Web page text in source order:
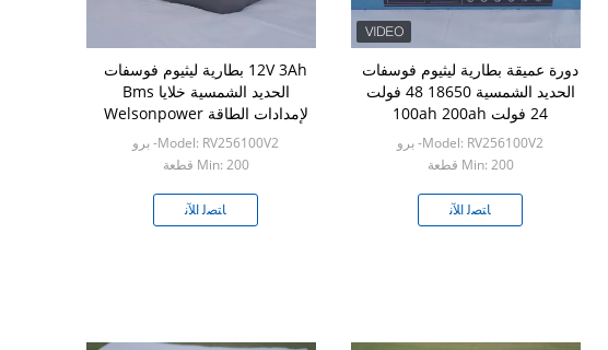
12V 3Ah بطارية ليثيوم فوسفات
الحديد الشمسية خلايا Bms
لإمدادات الطاقة Welsonpower
Model: RV256100V2- برو
Min: 200 قطعة
ﺎﺘﺼﻟ ﺍﻶﻧ
دورة عميقة بطارية ليثيوم فوسفات
الحديد الشمسية 18650 48 فولت
24 فولت 100ah 200ah
Model: RV256100V2- برو
Min: 200 قطعة
ﺎﺘﺼﻟ ﺍﻶﻧ